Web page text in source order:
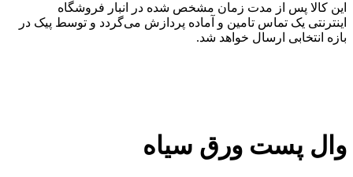
این کالا پس از مدت زمان مشخص شده در انبار فروشگاه
اینترنتی یک تماس تامین و آماده پردازش می‌گردد و توسط پیک در
بازه انتخابی ارسال خواهد شد.
وال پست ورق سیاه